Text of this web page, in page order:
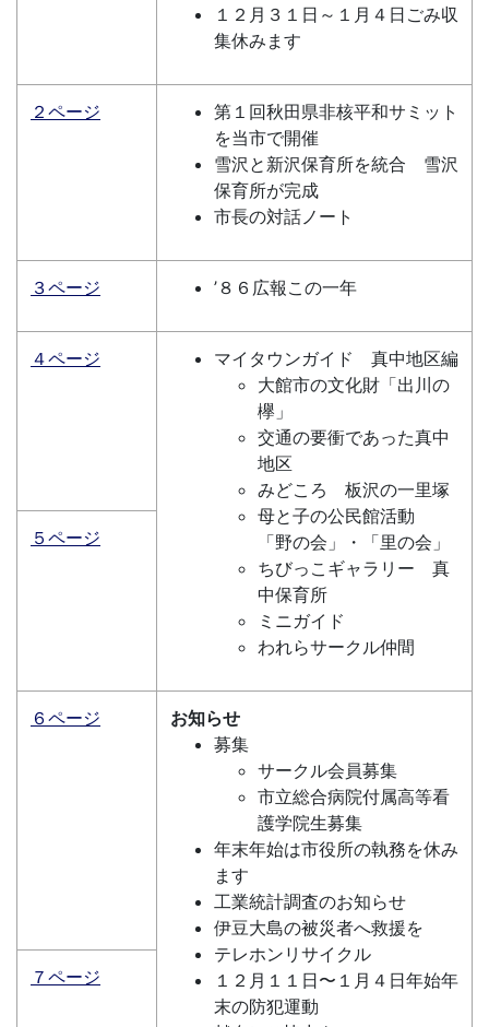
１２月３１日～１月４日ごみ収
集休みます
２ページ
第１回秋田県非核平和サミット
を当市で開催
雪沢と新沢保育所を統合 雪沢
保育所が完成
市長の対話ノート
３ページ ’８６広報この一年
４ページ
マイタウンガイド 真中地区編
大館市の文化財「出川の
欅」
交通の要衝であった真中
地区
みどころ 板沢の一里塚
母と子の公民館活動
「野の会」・「里の会」
ちびっこギャラリー 真
中保育所
ミニガイド
われらサークル仲間
５ページ
６ページ
お知らせ
募集
サークル会員募集
市立総合病院付属高等看
護学院生募集
年末年始は市役所の執務を休み
ます
工業統計調査のお知らせ
伊豆大島の被災者へ救援を
テレホンリサイクル
１２月１１日〜１月４日年始年
末の防犯運動
７ページ